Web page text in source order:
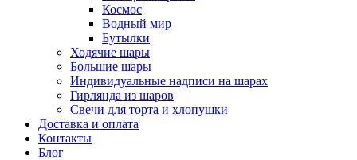
Космос
Водный мир
Бутылки
Ходячие шары
Большие шары
Индивидуальные надписи на шарах
Гирлянда из шаров
Свечи для торта и хлопушки
Доставка и оплата
Контакты
Блог